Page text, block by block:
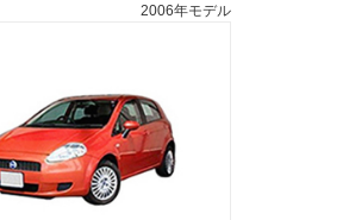
2006年モデル